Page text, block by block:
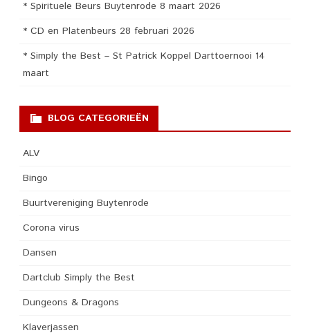
* Spirituele Beurs Buytenrode 8 maart 2026
* CD en Platenbeurs 28 februari 2026
* Simply the Best – St Patrick Koppel Darttoernooi 14
maart
BLOG CATEGORIEËN
ALV
Bingo
Buurtvereniging Buytenrode
Corona virus
Dansen
Dartclub Simply the Best
Dungeons & Dragons
Klaverjassen